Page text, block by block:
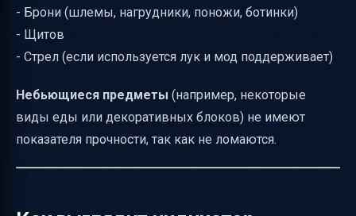
- Брони (шлемы, нагрудники, поножи, ботинки)
- Щитов
- Стрел (если используется лук и мод поддерживает)
Небьющиеся предметы (например, некоторые
виды еды или декоративных блоков) не имеют
показателя прочности, так как не ломаются.